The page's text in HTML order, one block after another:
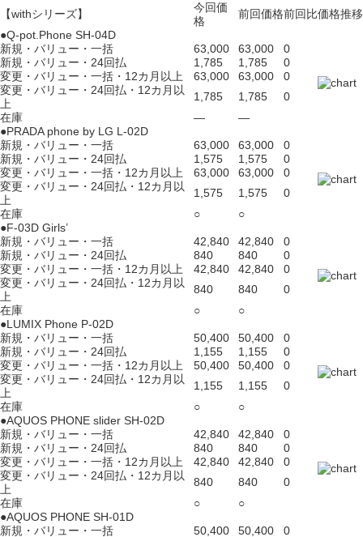
【withシリーズ】
今回価
格
前回価格前回比価格推移
●Q-pot.Phone SH-04D
新規・バリュー・一括
63,000 63,000
0
新規・バリュー・24回払
1,785 1,785
0
変更・バリュー・一括・12カ月以上
63,000 63,000
0
変更・バリュー・24回払・12カ月以
上
1,785 1,785
0
在庫
―
―
●PRADA phone by LG L-02D
新規・バリュー・一括
63,000 63,000
0
新規・バリュー・24回払
1,575 1,575
0
変更・バリュー・一括・12カ月以上
63,000 63,000
0
変更・バリュー・24回払・12カ月以
上
1,575 1,575
0
在庫
○
○
●F-03D Girls’
新規・バリュー・一括
42,840 42,840
0
新規・バリュー・24回払
840 840
0
変更・バリュー・一括・12カ月以上
42,840 42,840
0
変更・バリュー・24回払・12カ月以
上
840 840
0
在庫
○
○
●LUMIX Phone P-02D
新規・バリュー・一括
50,400 50,400
0
新規・バリュー・24回払
1,155 1,155
0
変更・バリュー・一括・12カ月以上
50,400 50,400
0
変更・バリュー・24回払・12カ月以
上
1,155 1,155
0
在庫
○
○
●AQUOS PHONE slider SH-02D
新規・バリュー・一括
42,840 42,840
0
新規・バリュー・24回払
840 840
0
変更・バリュー・一括・12カ月以上
42,840 42,840
0
変更・バリュー・24回払・12カ月以
上
840 840
0
在庫
○
○
●AQUOS PHONE SH-01D
新規・バリュー・一括
50,400 50,400
0